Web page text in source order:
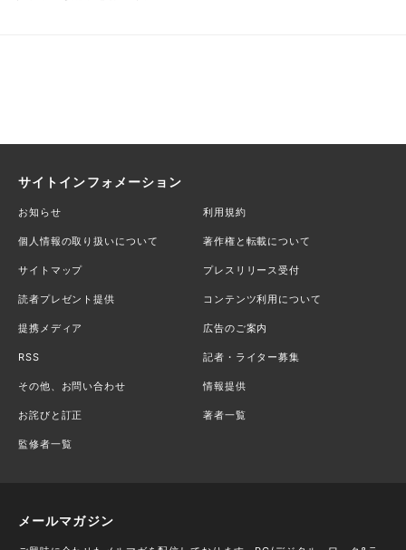
サイトインフォメーション
お知らせ 利用規約
個人情報の取り扱いについて 著作権と転載について
サイトマップ プレスリリース受付
読者プレゼント提供 コンテンツ利用について
提携メディア 広告のご案内
RSS 記者・ライター募集
その他、お問い合わせ 情報提供
お詫びと訂正 著者一覧
監修者一覧
メールマガジン